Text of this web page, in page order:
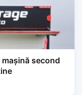
second